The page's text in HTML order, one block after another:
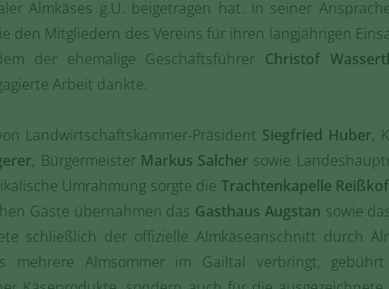
Almkäses g.U. beigetragen hat. In seiner
den Mitgliedern des Vereins für ihren langjährigen
der ehemalige Geschäftsführer Christof
Arbeit dankte.
Landwirtschaftskammer-Präsident Siegfried Huber,
, Bürgermeister Markus Salcher sowie
Umrahmung sorgte die Trachtenkapelle
Gäste übernahmen das Gasthaus Augstan sowie
schließlich der offizielle Almkäseanschnitt durch
mehrere Almsommer im Gailtal verbringt,